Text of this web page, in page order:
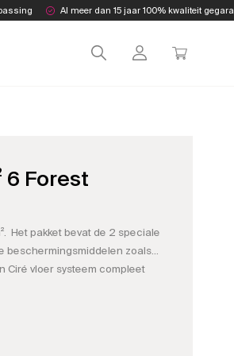
Al meer dan 15 jaar 100% kwaliteit
6 Forest
Het pakket bevat de 2 speciale
beschermingsmiddelen zoals
Ciré vloer systeem compleet